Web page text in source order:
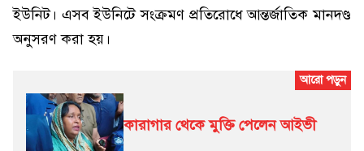
ইউনিট। এসব ইউনিটে সংক্রমণ প্রতিরোধে আন্তর্জাতিক মানদণ্ড
অনুসরণ করা হয়।
কারাগার থেকে মুক্তি পেলেন আইভী